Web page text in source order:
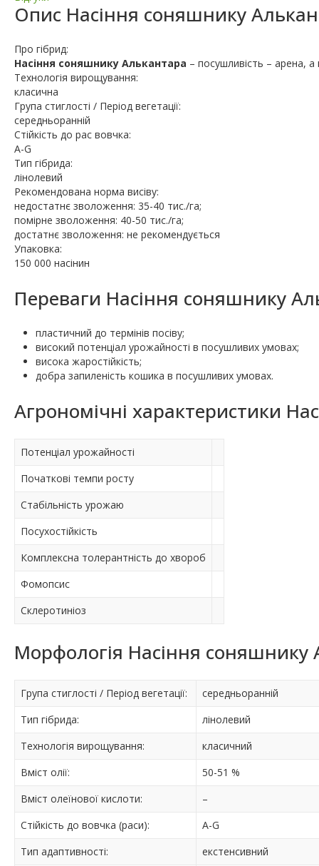
Опис Насіння соняшнику
Про гібрид:
Насіння соняшнику Алькантара – посушливість – арена,
Технологія вирощування:
класична
Група стиглості / Період вегетації:
середньоранній
Стійкість до рас вовчка:
A-G
Тип гібрида:
лінолевий
Рекомендована норма висіву:
недостатнє зволоження: 35-40 тис./га;
помірне зволоження: 40-50 тис./га;
достатнє зволоження: не рекомендується
Упаковка:
150 000 насінин
Переваги Насіння соняшнику
пластичний до термінів посіву;
високий потенціал урожайності в посушливих умовах;
висока жаростійкість;
добра запиленість кошика в посушливих умовах.
Агрономічні характеристики
Потенціал урожайності
Початкові темпи росту
Стабільність урожаю
Посухостійкість
Комплексна толерантність до хвороб
Фомопсис
Склеротиніоз
Морфологія Насіння соняшнику
Група стиглості / Період вегетації:
середньоранній
Тип гібрида:
лінолевий
Технологія вирощування:
класичний
Вміст олії:
50-51 %
Вміст олеїнової кислоти:
–
Стійкість до вовчка (раси):
A-G
Тип адаптивності:
екстенсивний